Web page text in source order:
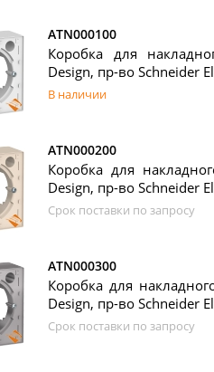
ATN000100
Коробка для
Design, пр-во Schneider
В наличии
ATN000200
Коробка для
Design, пр-во Schneider
Срок поставки по запросу
ATN000300
Коробка для
Design, пр-во Schneider
Срок поставки по запросу